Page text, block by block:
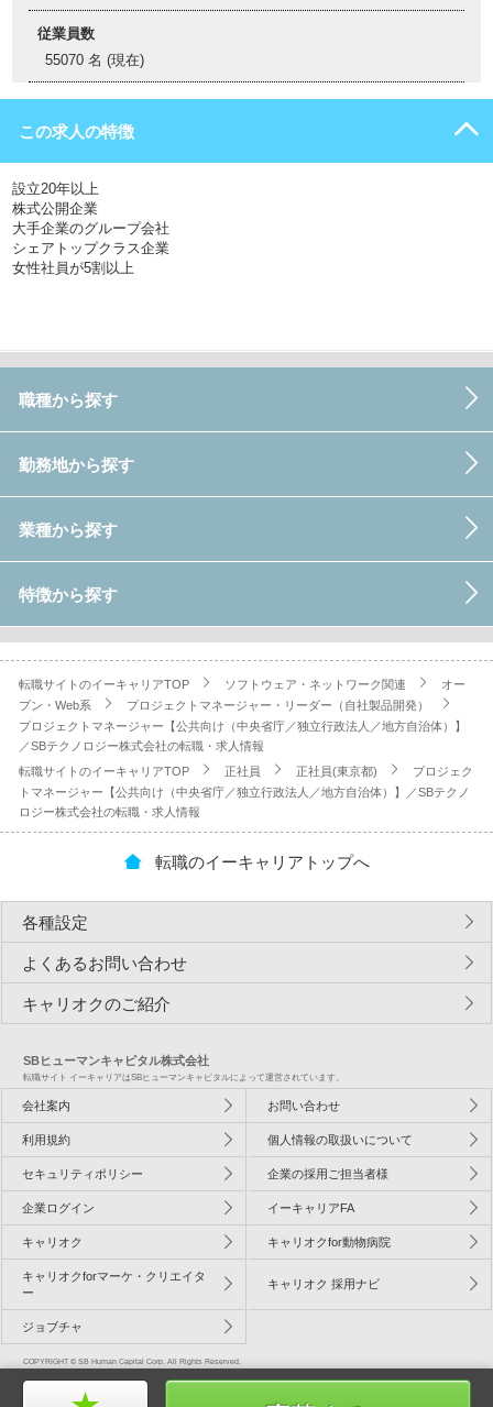
従業員数
55070 名 (現在)
この求人の特徴
設立20年以上
株式公開企業
大手企業のグループ会社
シェアトップクラス企業
女性社員が5割以上
職種から探す
勤務地から探す
業種から探す
特徴から探す
転職サイトのイーキャリアTOP ソフトウェア・ネットワーク関連
オー
プン・Web系
プロジェクトマネージャー・リーダー（自社製品開発）
プロジェクトマネージャー【公共向け（中央省庁／独立行政法人／地方自治体）】
／SBテクノロジー株式会社の転職・求人情報
転職サイトのイーキャリアTOP
正社員 正社員(東京都)
プロジェク
トマネージャー【公共向け（中央省庁／独立行政法人／地方自治体）】／SBテクノ
ロジー株式会社の転職・求人情報
転職のイーキャリアトップへ
各種設定
よくあるお問い合わせ
キャリオクのご紹介
SBヒューマンキャピタル株式会社
転職サイト イーキャリアはSBヒューマンキャピタルによって運営されています。
会社案内 お問い合わせ
利用規約 個人情報の取扱いについて
セキュリティポリシー 企業の採用ご担当者様
企業ログイン イーキャリアFA
キャリオク キャリオクfor動物病院
キャリオクforマーケ・クリエイタ
ー
キャリオク 採用ナビ
ジョブチャ
COPYRIGHT © SB Human Capital Corp. All Rights Reserved.